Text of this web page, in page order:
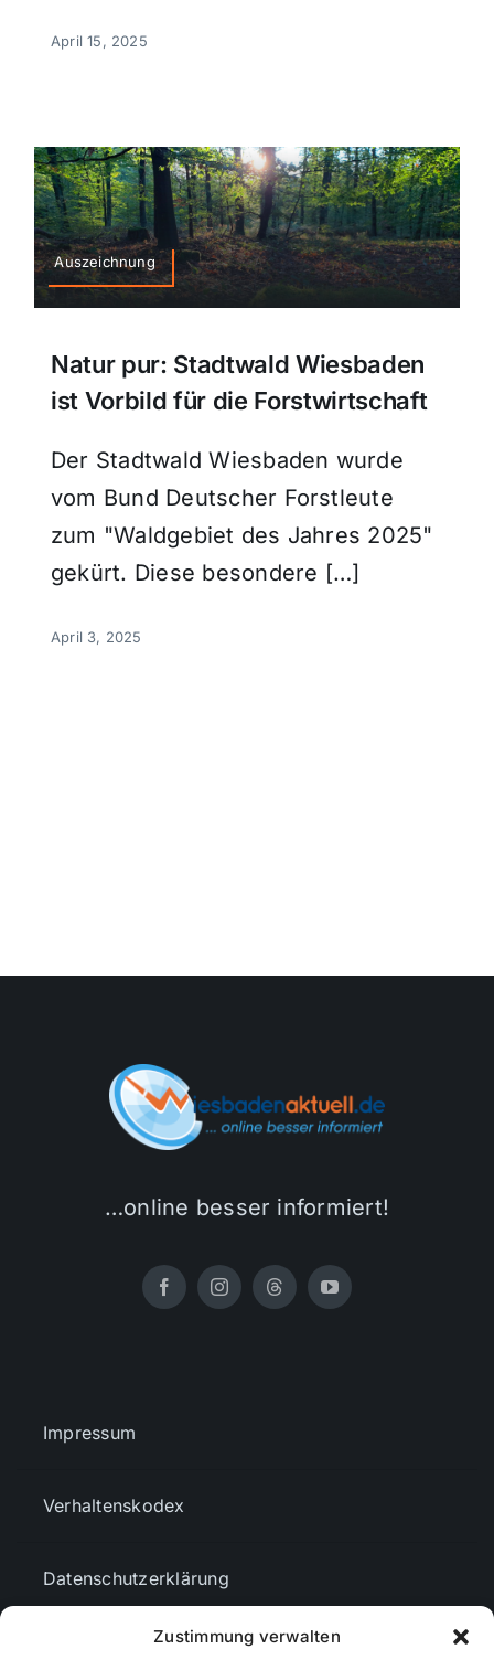
Zustimmung verwalten
April 15, 2025
Auszeichnung
Natur pur: Stadtwald Wiesbaden
ist Vorbild für die Forstwirtschaft
Der Stadtwald Wiesbaden wurde
vom Bund Deutscher Forstleute
zum "Waldgebiet des Jahres 2025"
gekürt. Diese besondere […]
April 3, 2025
…online besser informiert!
Impressum
Verhaltenskodex
Datenschutzerklärung